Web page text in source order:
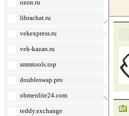
ozon.ru
librachat.ru
vekexpress.ru
vek-kazan.ru
smmtools.top
doubleswap.pro
obmenlite24.com
teddy.exchange